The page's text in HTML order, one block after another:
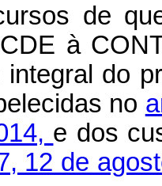
de
à
do
no
e dos
12 de